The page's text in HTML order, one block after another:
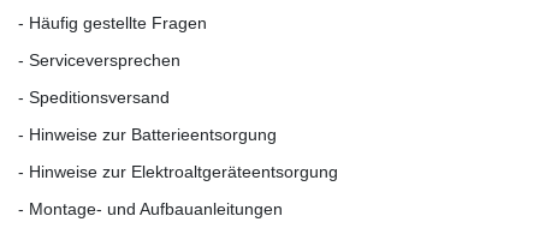
- Häufig gestellte Fragen
- Serviceversprechen
- Speditionsversand
- Hinweise zur Batterieentsorgung
- Hinweise zur Elektroaltgeräteentsorgung
- Montage- und Aufbauanleitungen